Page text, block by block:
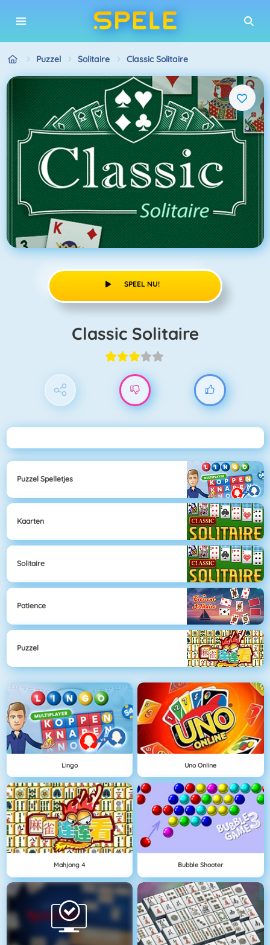
Puzzel Solitaire Classic Solitaire
SPEEL NU!
Classic Solitaire
Puzzel Spelletjes
Kaarten
Solitaire
Patience
Puzzel
Lingo Uno Online
Mahjong 4 Bubble Shooter